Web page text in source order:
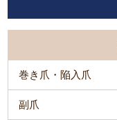
巻き爪・陥入爪
副爪